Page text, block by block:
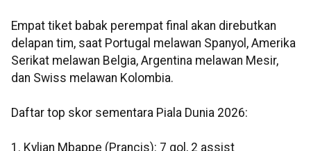
Empat tiket babak perempat final akan direbutkan
delapan tim, saat Portugal melawan Spanyol, Amerika
Serikat melawan Belgia, Argentina melawan Mesir,
dan Swiss melawan Kolombia.
Daftar top skor sementara Piala Dunia 2026:
1. Kylian Mbappe (Prancis): 7 gol, 2 assist